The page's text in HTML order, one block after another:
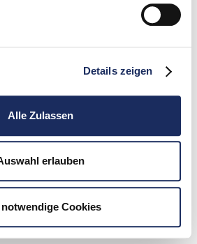
Details zeigen
Alle Zulassen
erlauben
Cookies